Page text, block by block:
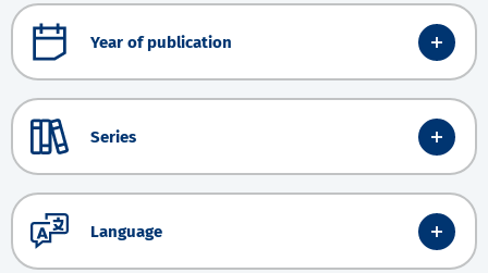
Year of publication
Series
Language